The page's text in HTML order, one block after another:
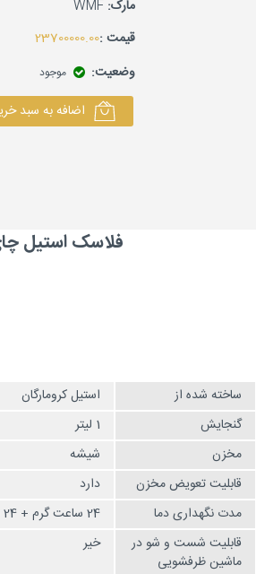
مارک:WMF
قیمت :23700000.00
وضعیت:
موجود
اضافه به سبد خرید
فلاسک استیل چای
ساخته شده از
استیل کرومارگان
گنجایش
مخزن
شیشه
قابلیت تعویض مخزن
دارد
مدت نگهداری دما
24 ساعت گرم + 24 ساعت سرد
قابلیت شست و شو در
ماشین ظرفشویی
خیر